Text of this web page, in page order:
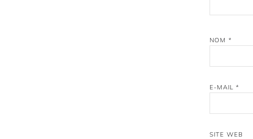
NOM*
E-MAIL*
SITE WEB